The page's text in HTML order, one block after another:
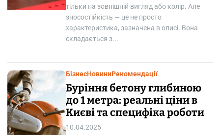
тільки на зовнішній вигляд або колір. Але
зносостійкість — це не просто
характеристика, зазначена в описі. Вона
складається з...
БізнесНовиниРекомендації
Буріння бетону глибиною
до 1 метра: реальні ціни в
Києві та специфіка роботи
10.04.2025